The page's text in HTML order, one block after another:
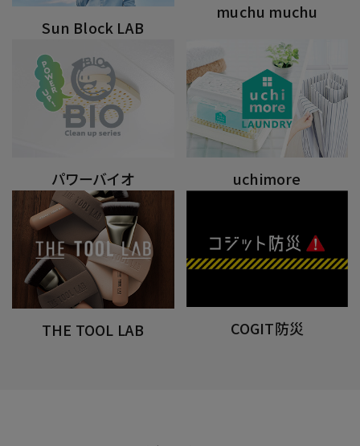
Sun Block LAB
muchu muchu
パワーバイオ uchimore
THE TOOL LAB COGIT防災